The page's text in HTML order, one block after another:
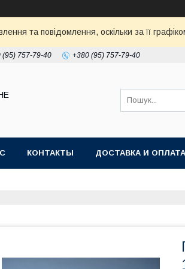
та повідомлення, оскільки за її
(95) 757-79-40 +380 (95) 757-79-40
КОНТАКТЫ ДОСТАВКА И ОПЛАТА